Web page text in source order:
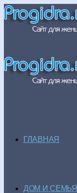
ГЛАВНАЯ
ДОМ И СЕМЬЯ